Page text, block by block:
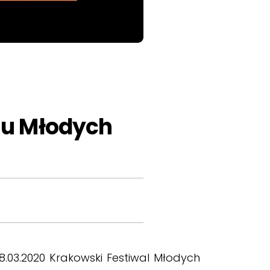
Młodych
Krakowski Festiwal Młodych